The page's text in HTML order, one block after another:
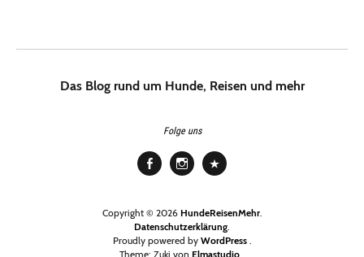
Das Blog rund um Hunde, Reisen und mehr
Folge uns
Copyright © 2026 HundeReisenMehr
Datenschutzerklärung
Proudly powered by WordPress
Theme: Zuki von Elmastudio